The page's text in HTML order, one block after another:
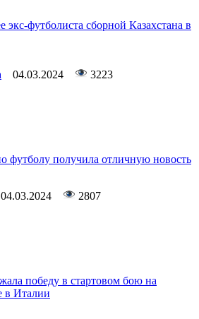
экс-футболиста сборной Казахстана в
04.03.2024 3223
футболу получила отличную новость
04.03.2024 2807
победу в стартовом бою на
в Италии